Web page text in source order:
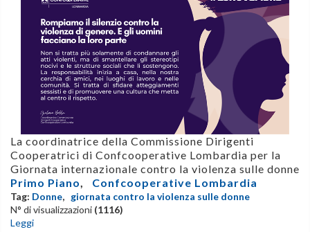
La coordinatrice della Commissione Dirigenti
Cooperatrici di Confcooperative Lombardia per la
Giornata internazionale contro la violenza sulle donne
Primo Piano
Confcooperative Lombardia
Tag: Donne, giornata contro la violenza sulle donne
N° di visualizzazioni (1116)
Leggi